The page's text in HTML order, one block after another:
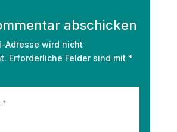
abschicken
Adresse wird nicht
Erforderliche Felder sind mit *